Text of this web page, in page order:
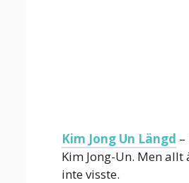
Kim Jong Un Längd
Kim Jong-Un. Men
inte visste.